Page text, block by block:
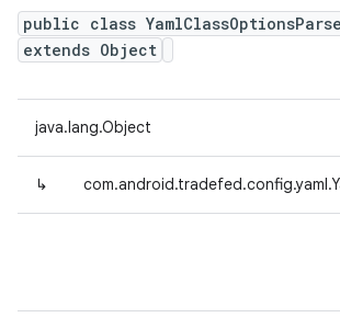
public class
extends Object
java.lang.Object
↳